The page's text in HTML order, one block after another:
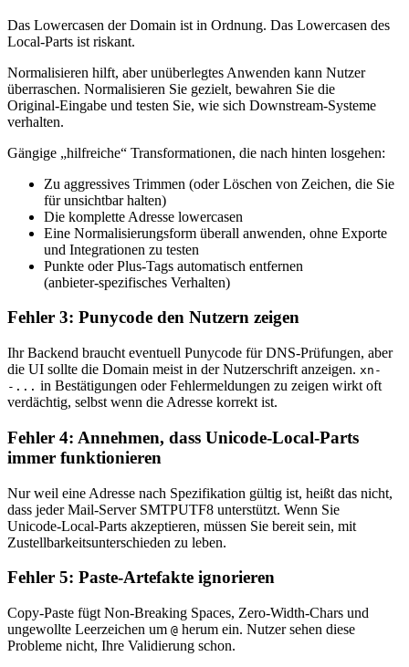
Das Lowercasen der Domain ist in Ordnung. Das Lowercasen des
Local‑Parts ist riskant.
Normalisieren hilft, aber unüberlegtes Anwenden kann Nutzer
überraschen. Normalisieren Sie gezielt, bewahren Sie die
Original‑Eingabe und testen Sie, wie sich Downstream‑Systeme
verhalten.
Gängige „hilfreiche“ Transformationen, die nach hinten losgehen:
Zu aggressives Trimmen (oder Löschen von Zeichen, die Sie
für unsichtbar halten)
Die komplette Adresse lowercasen
Eine Normalisierungsform überall anwenden, ohne Exporte
und Integrationen zu testen
Punkte oder Plus‑Tags automatisch entfernen
(anbieter‑spezifisches Verhalten)
Fehler 3: Punycode den Nutzern zeigen
Ihr Backend braucht eventuell Punycode für DNS‑Prüfungen, aber
die UI sollte die Domain meist in der Nutzerschrift anzeigen. xn-
-... in Bestätigungen oder Fehlermeldungen zu zeigen wirkt oft
verdächtig, selbst wenn die Adresse korrekt ist.
Fehler 4: Annehmen, dass Unicode‑Local‑Parts
immer funktionieren
Nur weil eine Adresse nach Spezifikation gültig ist, heißt das nicht,
dass jeder Mail‑Server SMTPUTF8 unterstützt. Wenn Sie
Unicode‑Local‑Parts akzeptieren, müssen Sie bereit sein, mit
Zustellbarkeitsunterschieden zu leben.
Fehler 5: Paste‑Artefakte ignorieren
Copy‑Paste fügt Non‑Breaking Spaces, Zero‑Width‑Chars und
ungewollte Leerzeichen um @ herum ein. Nutzer sehen diese
Probleme nicht, Ihre Validierung schon.